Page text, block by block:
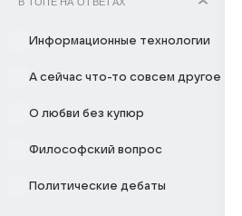
Информационные технологии
А сейчас что-то совсем другое
О любви без купюр
Философский вопрос
Политические дебаты